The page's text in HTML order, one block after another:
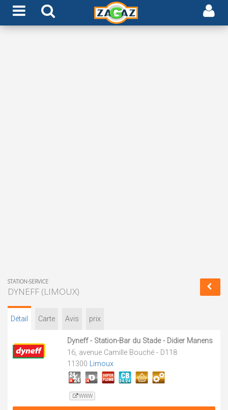
STATION-SERVICE
DYNEFF (LIMOUX)
Détail Carte Avis prix
Dyneff - Station-Bar du Stade - Didier Manens
16, avenue Camille Bouché - D118
11300 Limoux
WWW